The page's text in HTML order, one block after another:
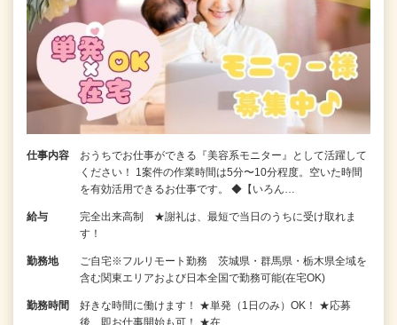
仕事内容
おうちでお仕事ができる『美容系モニター』として活躍して
ください！ 1案件の作業時間は5分〜10分程度。空いた時間
を有効活用できるお仕事です。 ◆【いろん…
給与
完全出来高制 ★謝礼は、最短で当日のうちに受け取れま
す！
勤務地
ご自宅※フルリモート勤務 茨城県・群馬県・栃木県全域を
含む関東エリアおよび日本全国で勤務可能(在宅OK)
勤務時間
好きな時間に働けます！ ★単発（1日のみ）OK！ ★応募